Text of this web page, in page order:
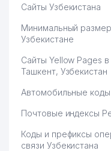
Сайты Узбекистана
Минимальный
Узбекистане
Сайты Yellow Pages
Ташкент, Узбекистан
Автомобильные коды
Почтовые индексы
Коды и префиксы
связи Узбекистана